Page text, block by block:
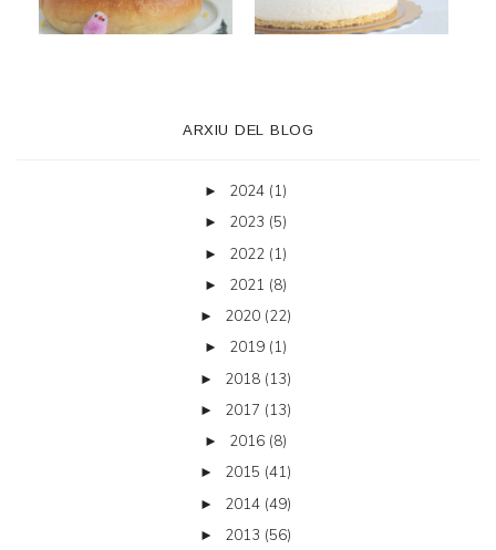
ARXIU DEL BLOG
► 2024 (1)
► 2023 (5)
► 2022 (1)
► 2021 (8)
► 2020 (22)
► 2019 (1)
► 2018 (13)
► 2017 (13)
► 2016 (8)
► 2015 (41)
► 2014 (49)
► 2013 (56)